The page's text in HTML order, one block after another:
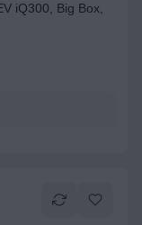
iQ300, Big Box,